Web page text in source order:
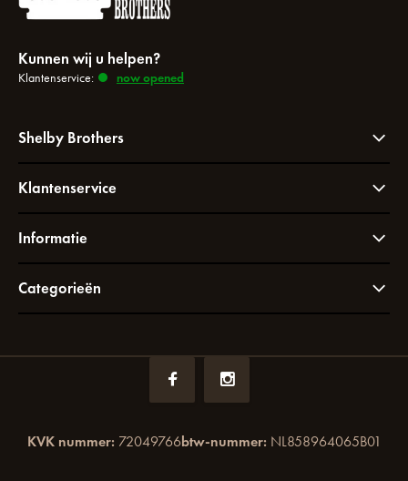
Kunnen wij u helpen?
Klantenservice: now opened
Shelby Brothers
Klantenservice
Informatie
Categorieën
KVK nummer: 72049766btw-nummer: NL858964065B01